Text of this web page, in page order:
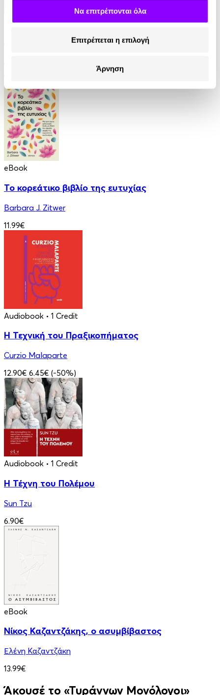
Να επιτρέπονται όλα
Επιτρέπεται η επιλογή
Άρνηση
eBook
Τα δαρβινικά δεινά
eBook
Το κορεάτικο βιβλίο της ευτυχίας
Barbara J. Zitwer
11.99€
Audiobook • 1 Credit
Η Τεχνική του Πραξικοπήματος
Curzio Malaparte
12.90€ 6.45€ (-50%)
Audiobook • 1 Credit
Η Τέχνη του Πολέμου
Sun Tzu
6.90€
eBook
Νίκος Καζαντζάκης, ο ασυμβίβαστος
Ελένη Καζαντζάκη
13.99€
Άκουσέ το «Τυράννων Μονόλογοι»